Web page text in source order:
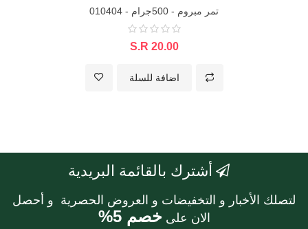
تمر مبروم - 500جرام - 010404
S.R 20.00
اضافة للسلة
أشترك بالقائمة البريدية
لتصلك الأخبار و التخفيضات و العروض الحصرية و أحصل
الان على خصم 5%